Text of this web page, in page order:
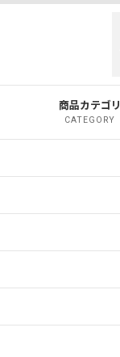
商品カテゴリ
CATEGORY